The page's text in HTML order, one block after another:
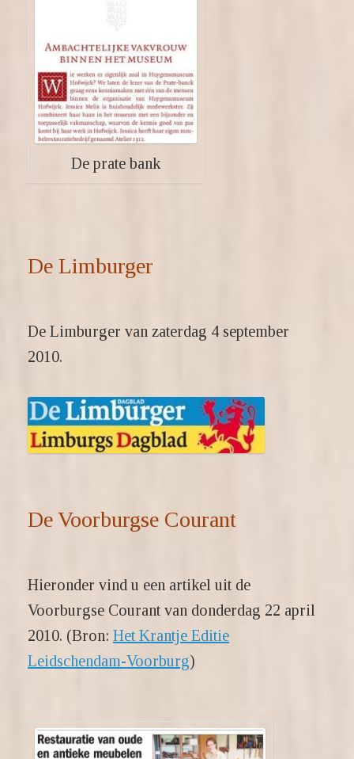
De prate bank
De Limburger
De Limburger van zaterdag 4 september
2010.
De Voorburgse Courant
Hieronder vind u een artikel uit de
Voorburgse Courant van donderdag 22 april
2010. (Bron: Het Krantje Editie
Leidschendam-Voorburg)